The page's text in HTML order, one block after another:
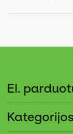
El.
Kategorijos